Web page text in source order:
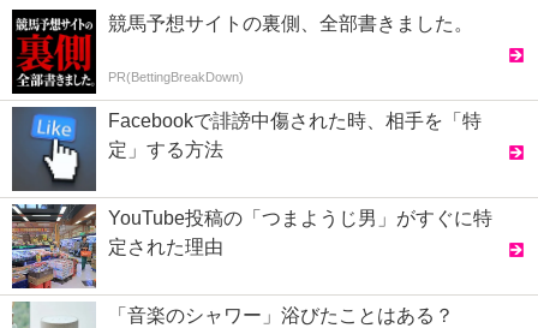
競馬予想サイトの裏側、全部書きました。
PR(BettingBreakDown)
Facebookで誹謗中傷された時、相手を「特
定」する方法
YouTube投稿の「つまようじ男」がすぐに特
定された理由
「音楽のシャワー」浴びたことはある？